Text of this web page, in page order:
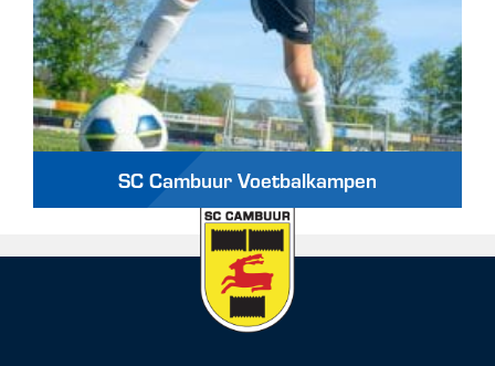
SC Cambuur Voetbalkampen